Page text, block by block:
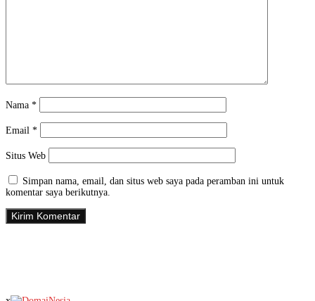
Nama *
Email *
Situs Web
Simpan nama, email, dan situs web saya pada peramban ini untuk
komentar saya berikutnya.